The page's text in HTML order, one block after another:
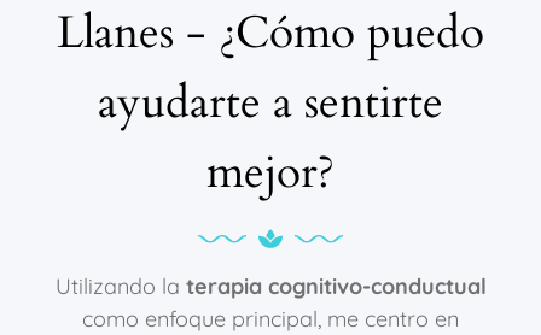
Llanes - ¿Cómo puedo
ayudarte a sentirte
mejor?
Utilizando la terapia cognitivo-conductual
como enfoque principal, me centro en